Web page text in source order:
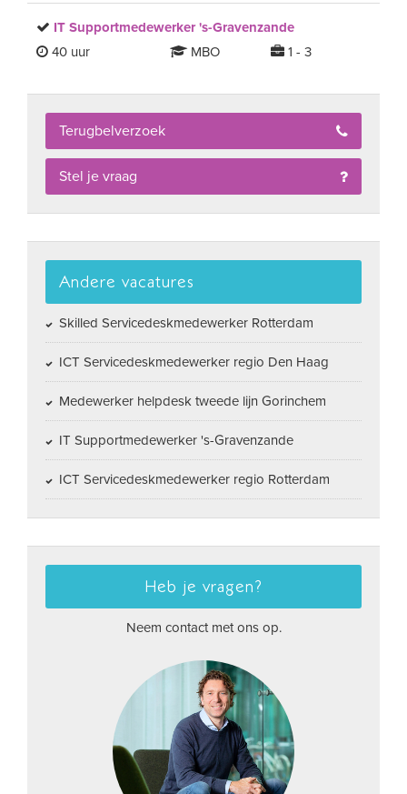
IT Supportmedewerker 's-Gravenzande
40 uur
MBO 1 - 3
Terugbelverzoek
Stel je vraag
Andere vacatures
Skilled Servicedeskmedewerker Rotterdam
ICT Servicedeskmedewerker regio Den Haag
Medewerker helpdesk tweede lijn Gorinchem
IT Supportmedewerker 's-Gravenzande
ICT Servicedeskmedewerker regio Rotterdam
Heb je vragen?
Neem contact met ons op.